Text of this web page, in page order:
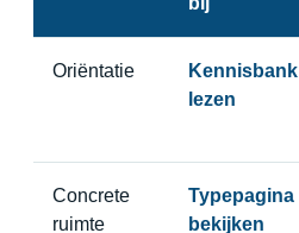
Oriëntatie
Kennisbank
lezen
Concrete
ruimte
Typepagina
bekijken